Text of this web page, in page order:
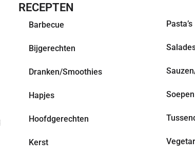
RECEPTEN
Barbecue
Bijgerechten
Dranken/Smoothies
Hapjes
Hoofdgerechten
Kerst
Pasta’s
Soepen